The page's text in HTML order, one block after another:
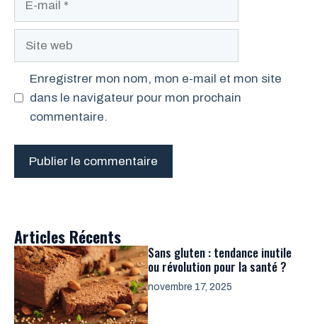
Site
Enregistrer mon nom, mon e-mail et mon site
dans le navigateur pour mon prochain
commentaire.
Articles Récents
Sans gluten : tendance inutile
ou révolution pour la santé ?
novembre 17, 2025